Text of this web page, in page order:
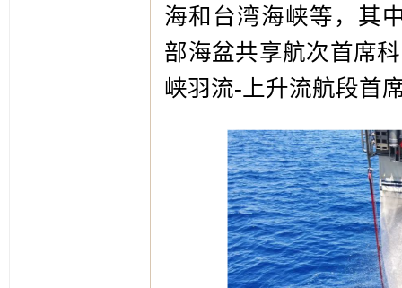
海和台湾海峡等，其
部海盆共享航次首席
峡羽流-上升流航段首